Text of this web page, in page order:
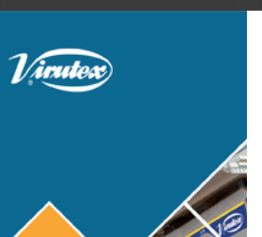
В КОРЗИНУ